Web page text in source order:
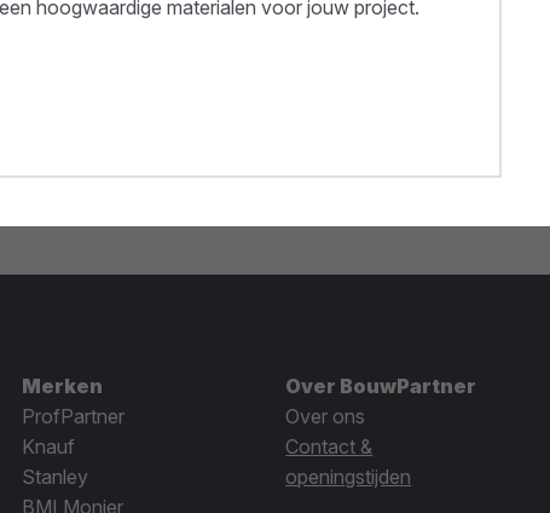
hoogwaardige materialen voor jouw project.
Merken
ProfPartner
Knauf
Stanley
BMI Monier
Over BouwPartner
Over ons
Contact &
openingstijden